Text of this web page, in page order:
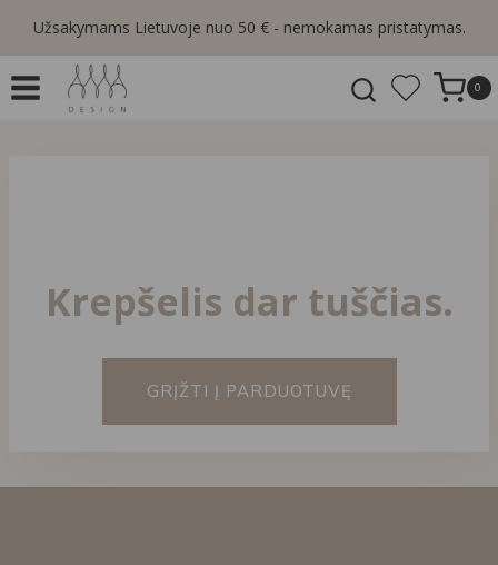
content
Užsakymams Lietuvoje nuo 50 € - nemokamas pristatymas.
0
Krepšelis dar tuščias.
GRĮŽTI Į PARDUOTUVĘ